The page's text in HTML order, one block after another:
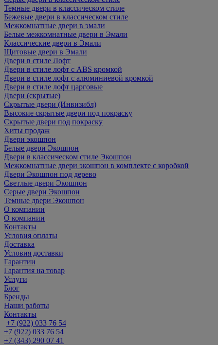
Темные двери в классическом стиле
Бежевые двери в классическом стиле
Межкомнатные двери в эмали
Белые межкомнатные двери в Эмали
Классические двери в Эмали
Щитовые двери в Эмали
Двери в стиле Лофт
Двери в стиле лофт с ABS кромкой
Двери в стиле лофт с алюминиевой кромкой
Двери в стиле лофт царговые
Двери (скрытые)
Скрытые двери (Инвизибл)
Высокие скрытые двери под покраску
Скрытые двери под покраску
Хиты продаж
Двери экошпон
Белые двери Экошпон
Двери в классическом стиле Экошпон
Межкомнатные двери экошпон в комплекте с коробкой
Двери Экошпон под дерево
Светлые двери Экошпон
Серые двери Экошпон
Темные двери Экошпон
О компании
О компании
Контакты
Условия оплаты
Доставка
Условия доставки
Гарантии
Гарантия на товар
Услуги
Блог
Бренды
Наши работы
Контакты
+7 (922) 033 76 54
+7 (922) 033 76 54
+7 (343) 290 07 41